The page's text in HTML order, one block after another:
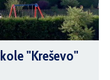
"Kreševo"